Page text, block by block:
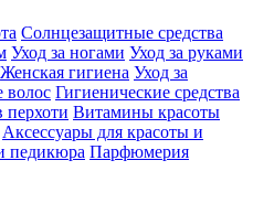
Солнцезащитные средства
Уход за ногами Уход за руками
Женская гигиена Уход за
волос Гигиенические средства
перхоти Витамины красоты
Аксессуары для красоты и
педикюра Парфюмерия